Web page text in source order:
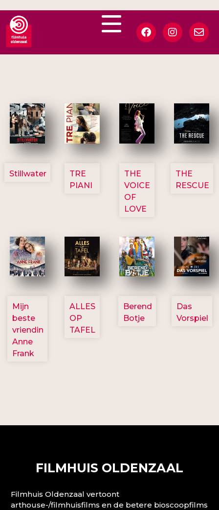
3123
Stillwater
3129
TRE
PIANI
3135
THE
VOICE
OF
LOVE
3148
THE
RESCUE
2757
Mijn
beste
vriendin
Anne
Frank
3154
ALLES
OP
TAFEL
2799
Berend
Botje
2777
Das
Vorspiel
FILMHUIS OLDENZAAL
Filmhuis Oldenzaal vertoont
arthouse-/filmhuisfilms en de betere bioscoopfilms